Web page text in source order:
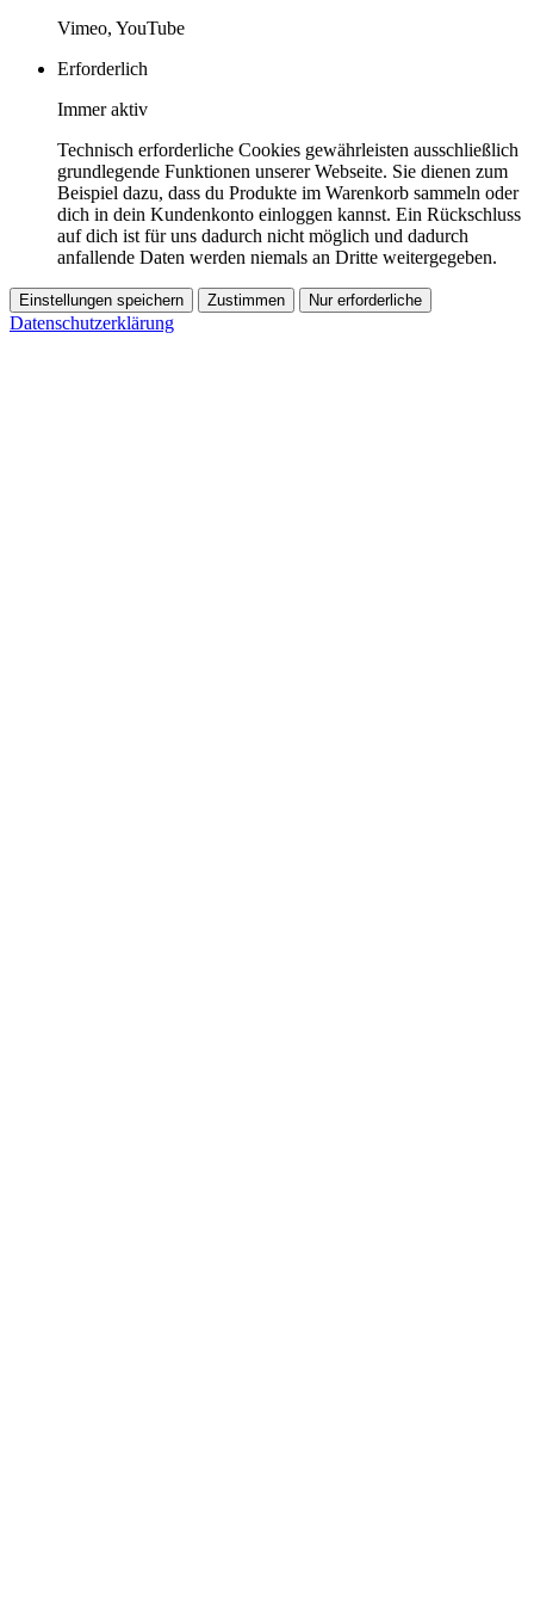
Vimeo, YouTube
Erforderlich
Immer aktiv
Technisch erforderliche Cookies gewährleisten ausschließlich
grundlegende Funktionen unserer Webseite. Sie dienen zum
Beispiel dazu, dass du Produkte im Warenkorb sammeln oder
dich in dein Kundenkonto einloggen kannst. Ein Rückschluss
auf dich ist für uns dadurch nicht möglich und dadurch
anfallende Daten werden niemals an Dritte weitergegeben.
Einstellungen speichern Zustimmen Nur erforderliche
Datenschutzerklärung